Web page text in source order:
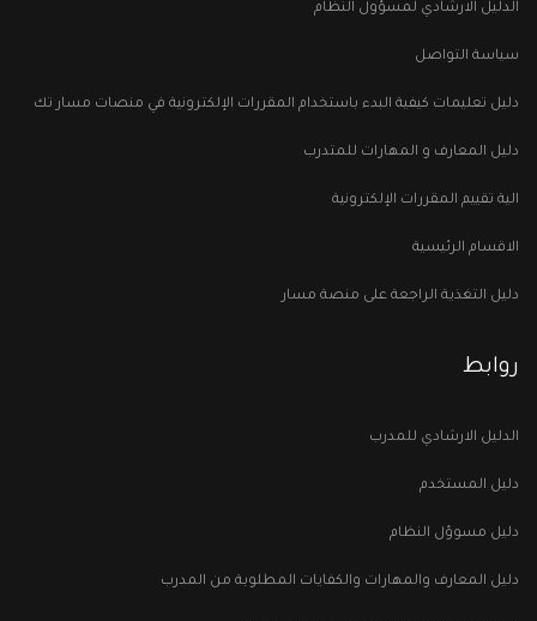
الدليل الارشادي لمسؤول النظام
سياسة التواصل
دليل تعليمات كيفية البدء باستخدام المقررات الإلكترونية في منصات مسار تك
دليل المعارف و المهارات للمتدرب
الية تقييم المقررات الإلكترونية
الاقسام الرئيسية
دليل التغذية الراجعة على منصة مسار
روابط
الدليل الارشادي للمدرب
دليل المستخدم
دليل مسوؤل النظام
دليل المعارف والمهارات والكفايات المطلوبة من المدرب